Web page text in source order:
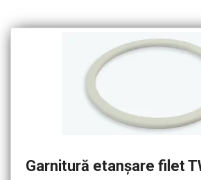
Garnitură etanşare filet